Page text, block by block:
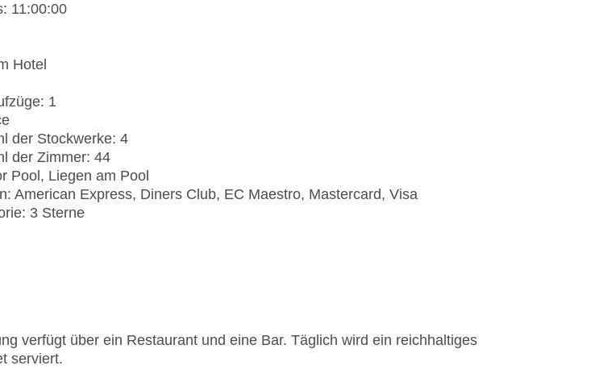
11:00:00
Hotel
1
der Stockwerke: 4
der Zimmer: 44
Pool, Liegen am Pool
American Express, Diners Club, EC Maestro, Mastercard, Visa
3 Sterne
verfügt über ein Restaurant und eine Bar. Täglich wird ein reichhaltiges
serviert.